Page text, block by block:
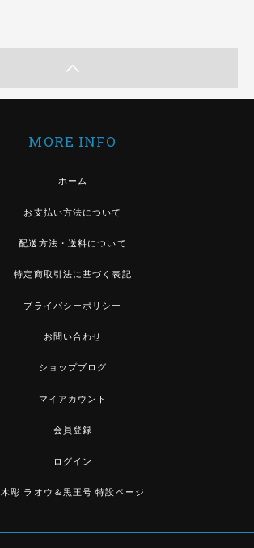
MORE INFO
ホーム
お支払い方法について
配送方法・送料について
特定商取引法に基づく表記
プライバシーポリシー
お問い合わせ
ショップブログ
マイアカウント
会員登録
ログイン
木彫 ラオウ＆黒王号 特設ページ